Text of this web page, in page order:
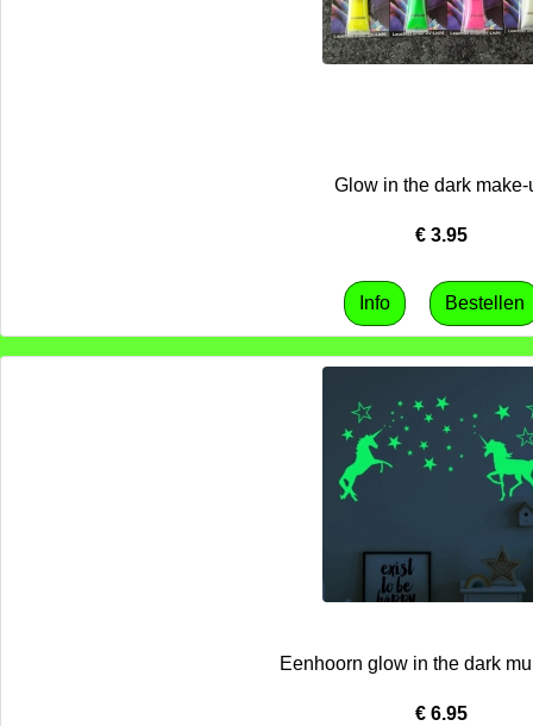
Glow in the dark make-
€ 3.95
Eenhoorn glow in the dark
€ 6.95